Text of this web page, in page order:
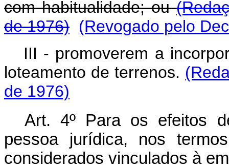
com habitualidade; ou
de 1976) (Revogado pelo
III - promoverem a
loteamento de terrenos.
de 1976)
Art. 4º Para os efeitos
pessoa jurídica, nos
considerados vinculados à